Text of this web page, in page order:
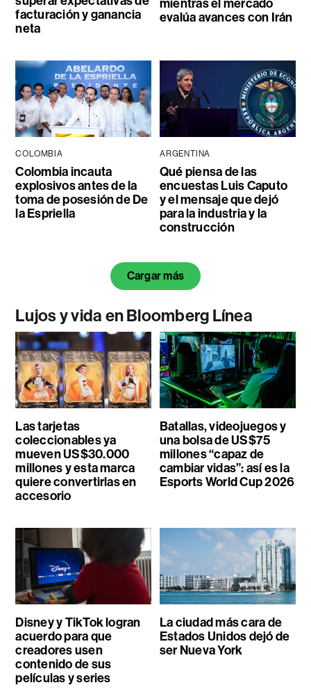
facturación y ganancia
neta
mientras el mercado
evalúa avances con Irán
COLOMBIA
Colombia incauta
explosivos antes de la
toma de posesión de De
la Espriella
ARGENTINA
Qué piensa de las
encuestas Luis Caputo
y el mensaje que dejó
para la industria y la
construcción
Cargar más
Lujos y vida en Bloomberg Línea
Las tarjetas
coleccionables ya
mueven US$30.000
millones y esta marca
quiere convertirlas en
accesorio
Batallas, videojuegos y
una bolsa de US$75
millones “capaz de
cambiar vidas”: así es la
Esports World Cup 2026
Disney y TikTok logran
acuerdo para que
creadores usen
contenido de sus
películas y series
La ciudad más cara de
Estados Unidos dejó de
ser Nueva York